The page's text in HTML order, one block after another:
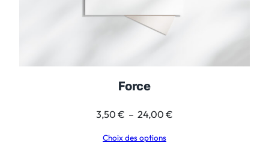
Force
3,50 € – 24,00 €
Choix des options